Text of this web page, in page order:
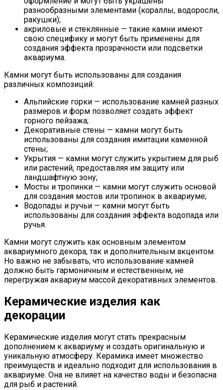
разнообразными элементами (кораллы, водоросли,
ракушки);
акриловые и стеклянные — такие камни имеют
свою специфику и могут быть применены для
создания эффекта прозрачности или подсветки
аквариума.
Камни могут быть использованы для создания
различных композиций:
Альпийские горки — использование камней разных
размеров и форм позволяет создать эффект
горного пейзажа;
Декоративные стены — камни могут быть
использованы для создания имитации каменной
стены;
Укрытия — камни могут служить укрытием для рыб
или растений, предоставляя им защиту или
ландшафтную зону;
Мосты и тропинки — камни могут служить основой
для создания мостов или тропинок в аквариуме;
Водопады и ручьи — камни могут быть
использованы для создания эффекта водопада или
ручья.
Камни могут служить как основным элементом
аквариумного декора, так и дополнительным акцентом.
Но важно не забывать, что использование камней
должно быть гармоничным и естественным, не
перегружая аквариум массой декоративных элементов.
Керамические изделия как
декорации
Керамические изделия могут стать прекрасным
дополнением к аквариуму и создать оригинальную и
уникальную атмосферу. Керамика имеет множество
преимуществ и идеально подходит для использования в
аквариуме. Она не влияет на качество воды и безопасна
для рыб и растений.